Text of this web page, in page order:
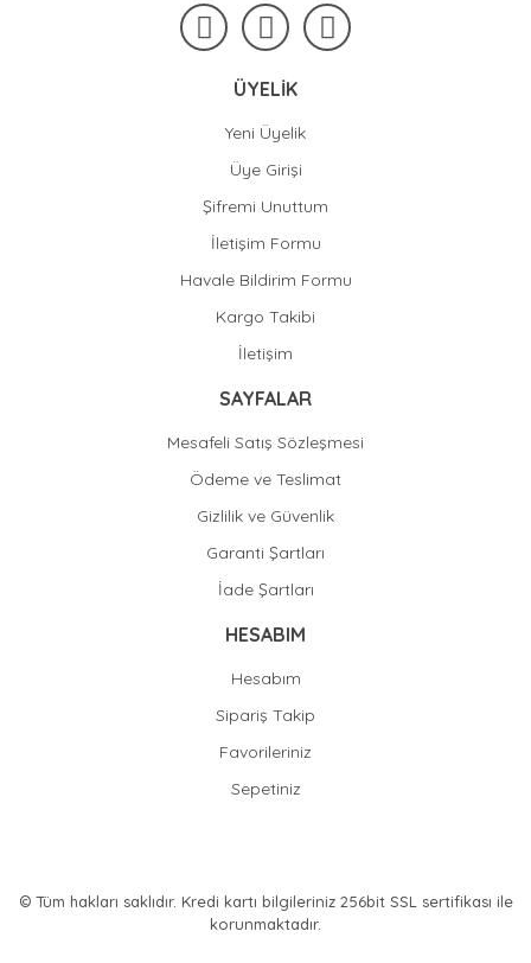
ÜYELİK
Yeni Üyelik
Üye Girişi
Şifremi Unuttum
İletişim Formu
Havale Bildirim Formu
Kargo Takibi
İletişim
SAYFALAR
Mesafeli Satış Sözleşmesi
Ödeme ve Teslimat
Gizlilik ve Güvenlik
Garanti Şartları
İade Şartları
HESABIM
Hesabım
Sipariş Takip
Favorileriniz
Sepetiniz
© Tüm hakları saklıdır. Kredi kartı bilgileriniz 256bit SSL sertifikası ile
korunmaktadır.